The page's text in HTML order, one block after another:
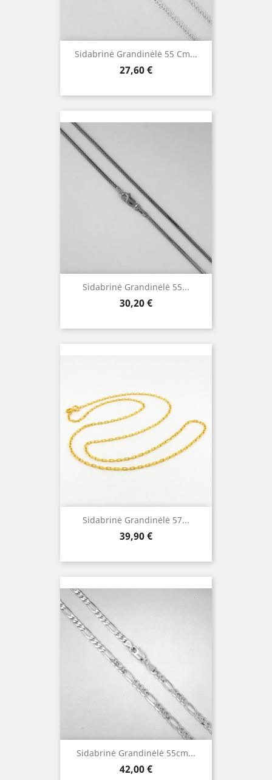
Sidabrinė Grandinėlė 55 Cm...
Kaina
27,60 €
Sidabrinė Grandinėlė 55...
Kaina
30,20 €
Sidabrinė Grandinėlė 57...
Kaina
39,90 €
Sidabrinė Grandinėlė 55cm...
Kaina
42,00 €